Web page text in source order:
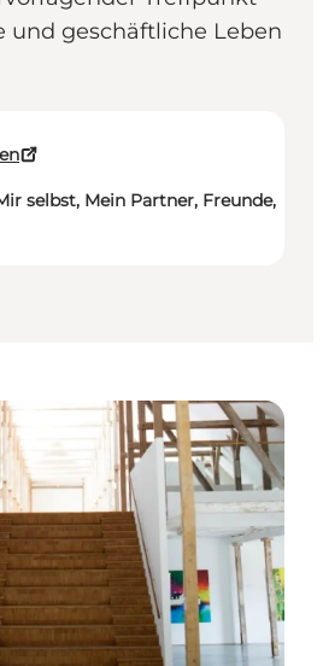
und geschäftliche Leben
selbst, Mein Partner, Freunde,